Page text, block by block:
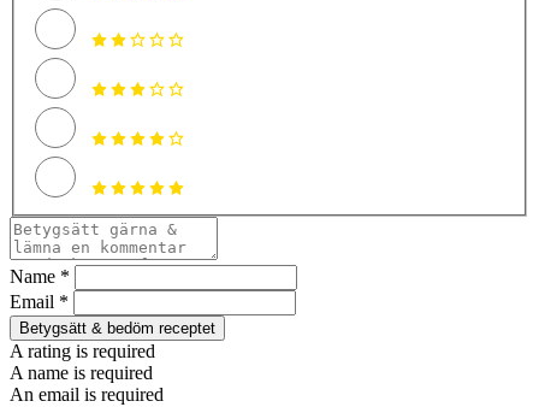
Name *
Email *
Betygsätt & bedöm receptet
A rating is required
A name is required
An email is required